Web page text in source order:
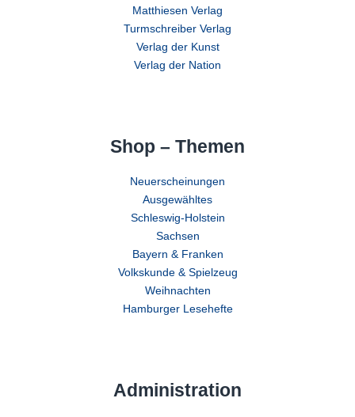
Matthiesen Verlag
Turmschreiber Verlag
Verlag der Kunst
Verlag der Nation
Shop – Themen
Neuerscheinungen
Ausgewähltes
Schleswig-Holstein
Sachsen
Bayern & Franken
Volkskunde & Spielzeug
Weihnachten
Hamburger Lesehefte
Administration